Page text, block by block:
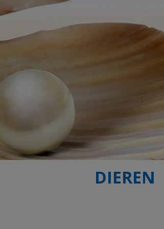
DIEREN